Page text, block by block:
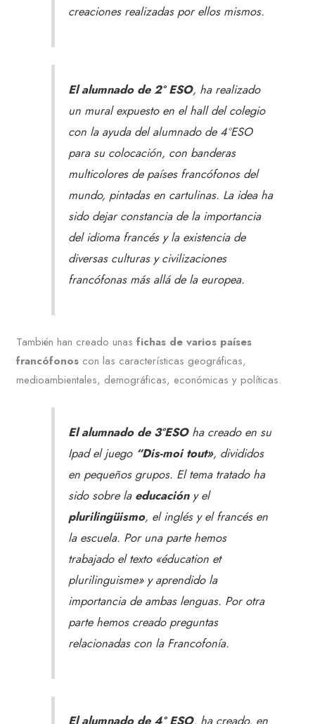
creaciones realizadas por ellos mismos.
El alumnado de 2º ESO, ha realizado
un mural expuesto en el hall del colegio
con la ayuda del alumnado de 4ºESO
para su colocación, con banderas
multicolores de países francófonos del
mundo, pintadas en cartulinas. La idea ha
sido dejar constancia de la importancia
del idioma francés y la existencia de
diversas culturas y civilizaciones
francófonas más allá de la europea.
También han creado unasfichas de varios países
francófonos con las características geográficas,
medioambientales, demográficas, económicas y políticas.
El alumnado de 3ºESOha creado en su
Ipad el juego“Dis-moi tout», divididos
en pequeños grupos. El tema tratado ha
sido sobre la educación y el
plurilingüismo, el inglés y el francés en
la escuela. Por una parte hemos
trabajado el texto «éducation et
plurilinguisme» y aprendido la
importancia de ambas lenguas. Por otra
parte hemos creado preguntas
relacionadas con la Francofonía.